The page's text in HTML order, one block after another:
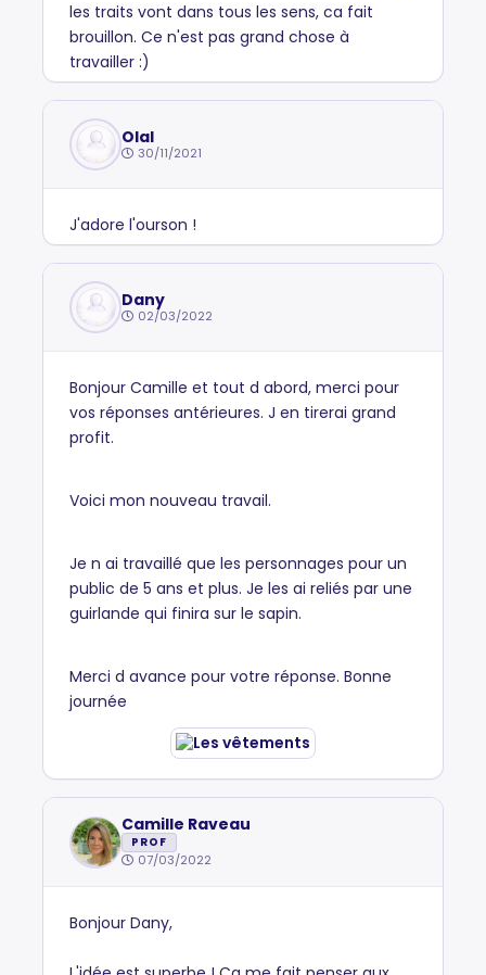
les traits vont dans tous les sens, ca fait
brouillon. Ce n'est pas grand chose à
travailler :)
Olal
30/11/2021
J'adore l'ourson !
Dany
02/03/2022
Bonjour Camille et tout d abord, merci pour
vos réponses antérieures. J en tirerai grand
profit.
Voici mon nouveau travail.
Je n ai travaillé que les personnages pour un
public de 5 ans et plus. Je les ai reliés par une
guirlande qui finira sur le sapin.
Merci d avance pour votre réponse. Bonne
journée
Camille Raveau
PROF
07/03/2022
Bonjour Dany,